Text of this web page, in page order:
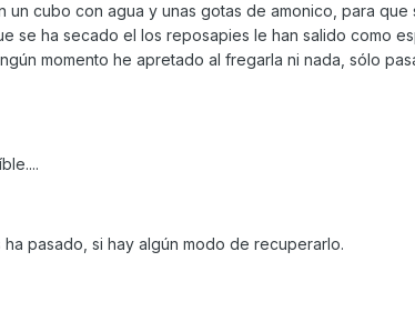
cubo con agua y unas gotas de amonico, para que
se ha secado el los reposapies le han salido como
momento he apretado al fregarla ni nada, sólo
pasado, si hay algún modo de recuperarlo.